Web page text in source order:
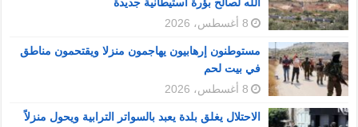
الله لصالح بؤرة استيطانية جديدة
8 أغسطس، 2026
مستوطنون إرهابيون يهاجمون منزلا ويقتحمون مناطق
في بيت لحم
8 أغسطس، 2026
الاحتلال يغلق بلدة يعبد بالسواتر الترابية ويحول منزلاً